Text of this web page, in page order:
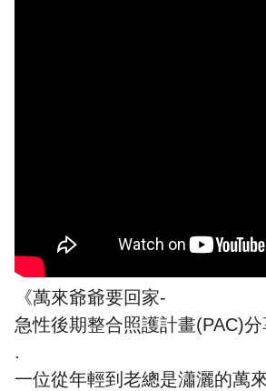
《萬來爺爺要回家-
急性後期整合照護計畫(PAC)分
.
一位從年輕到老總是瀟灑的萬